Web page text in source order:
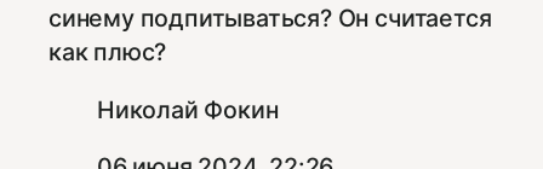
синему подпитываться? Он считается
как плюс?
Николай Фокин